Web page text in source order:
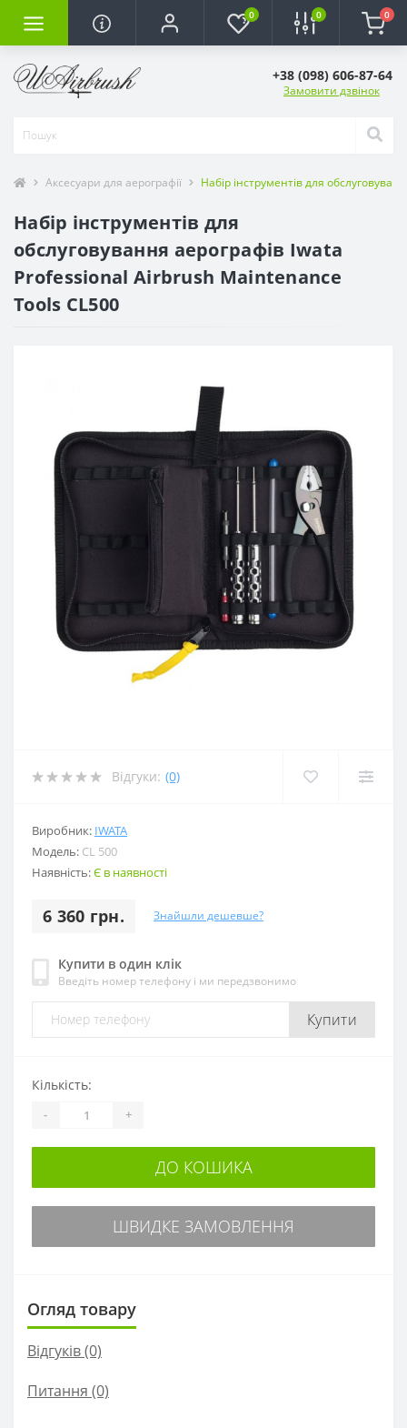
0 0 0
+38 (098) 606-87-64
Замовити дзвінок
Аксесуари для аерографії Набір інструментів для
Набір інструментів для
обслуговування аерографів Iwata
Professional Airbrush Maintenance
Tools CL500
Відгуки: (0)
Виробник: IWATA
Модель: CL 500
Наявність:Є в наявності
6 360 грн. Знайшли дешевше?
Купити в один клік
Введіть номер телефону і ми передзвонимо
Купити
Кількість:
- +
ДО КОШИКА
ШВИДКЕ ЗАМОВЛЕННЯ
Огляд товару
Відгуків (0)
Питання (0)